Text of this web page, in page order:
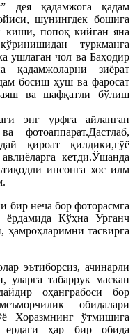
дея қадамжога қадам
шунингдек бошига
киши, попоқ кийган яна
туркманга
ушлаган чол ва Баҳодир
қадамжоларни зиёрат
босиш ҳуш ва фаросат
аяш ва шафқатли бўлиш
энг урфга айланган
фотоаппарат.Дастлаб,
қироат қилдики,гўё
кетди.Ўшанда
инсонга хос илм
бир неча бор фоторасмга
ёрдамида Кўҳна Урганч
ҳамроҳларимни тасвирга
эътиборсиз, ачинарли
уларга табаррук маскан
оҳанграбоси бор
обидалари
Хоразмнинг ўтмишига
ердаги ҳар бир обида